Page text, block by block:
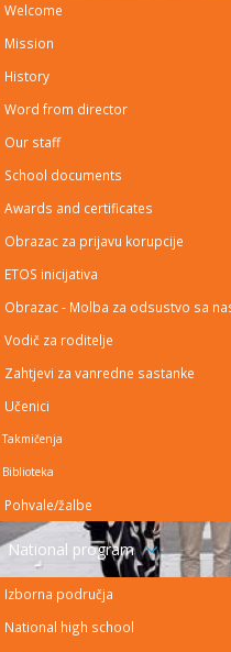
Welcome
Mission
History
Word from director
Our staff
School documents
Awards and certificates
Obrazac za prijavu korupcije
ETOS inicijativa
Obrazac - Molba za odsustvo sa
Vodič za roditelje
Zahtjevi za vanredne sastanke
Učenici
Takmičenja
Biblioteka
Pohvale/žalbe
National program
Izborna područja
National high school